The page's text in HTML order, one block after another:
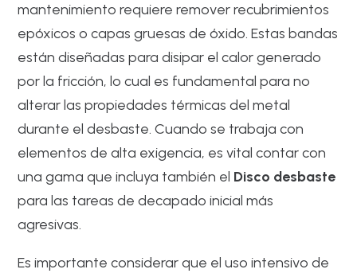
mantenimiento requiere remover recubrimientos
epóxicos o capas gruesas de óxido. Estas bandas
están diseñadas para disipar el calor generado
por la fricción, lo cual es fundamental para no
alterar las propiedades térmicas del metal
durante el desbaste. Cuando se trabaja con
elementos de alta exigencia, es vital contar con
una gama que incluya también el Disco desbaste
para las tareas de decapado inicial más
agresivas.
Es importante considerar que el uso intensivo de